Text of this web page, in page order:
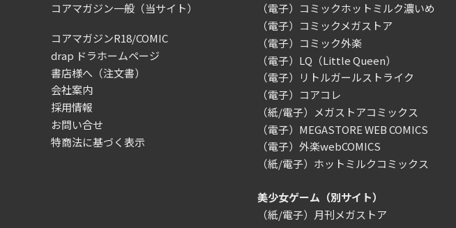
コアマガジン一般（当サイト）
コアマガジンR18/COMIC
drap ドラホームページ
書店様へ（注文書）
会社案内
採用情報
お問い合せ
特商法に基づく表示
（電子）コミックホットミルク濃いめ
（電子）コミックメガストア
（電子）コミック外楽
（電子）LQ（Little Queen）
（電子）リトルガールストライク
（電子）コアコレ
（紙/電子）メガストアコミックス
（電子）MEGASTORE WEB COMICS
（電子）外楽webCOMICS
（紙/電子）ホットミルクコミックス
美少女ゲーム（別サイト）
（紙/電子）月刊メガストア